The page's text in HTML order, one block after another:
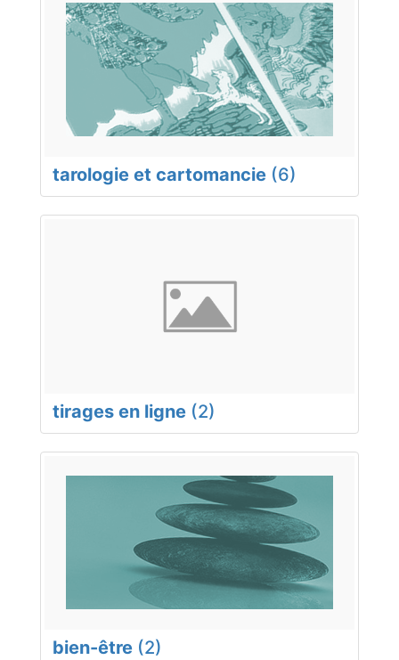
tarologie et cartomancie (6)
tirages en ligne (2)
bien-être (2)